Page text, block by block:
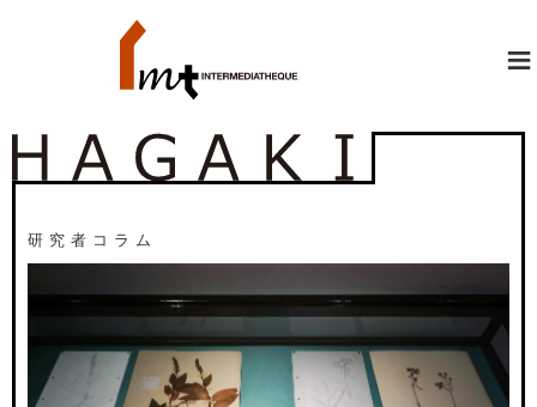
≡
研究者コラム